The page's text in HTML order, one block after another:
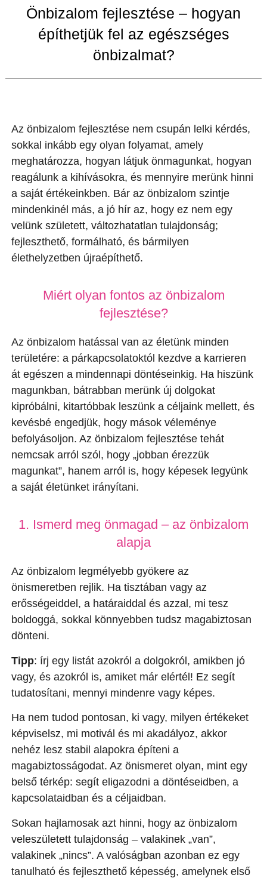
Önbizalom fejlesztése – hogyan
építhetjük fel az egészséges
önbizalmat?
Az önbizalom fejlesztése nem csupán lelki kérdés,
sokkal inkább egy olyan folyamat, amely
meghatározza, hogyan látjuk önmagunkat, hogyan
reagálunk a kihívásokra, és mennyire merünk hinni
a saját értékeinkben. Bár az önbizalom szintje
mindenkinél más, a jó hír az, hogy ez nem egy
velünk született, változhatatlan tulajdonság;
fejleszthető, formálható, és bármilyen
élethelyzetben újraépíthető.
Miért olyan fontos az önbizalom
fejlesztése?
Az önbizalom hatással van az életünk minden
területére: a párkapcsolatoktól kezdve a karrieren
át egészen a mindennapi döntéseinkig. Ha hiszünk
magunkban, bátrabban merünk új dolgokat
kipróbálni, kitartóbbak leszünk a céljaink mellett, és
kevésbé engedjük, hogy mások véleménye
befolyásoljon. Az önbizalom fejlesztése tehát
nemcsak arról szól, hogy „jobban érezzük
magunkat”, hanem arról is, hogy képesek legyünk
a saját életünket irányítani.
1. Ismerd meg önmagad – az önbizalom
alapja
Az önbizalom legmélyebb gyökere az
önismeretben rejlik. Ha tisztában vagy az
erősségeiddel, a határaiddal és azzal, mi tesz
boldoggá, sokkal könnyebben tudsz magabiztosan
dönteni.
Tipp: írj egy listát azokról a dolgokról, amikben jó
vagy, és azokról is, amiket már elértél! Ez segít
tudatosítani, mennyi mindenre vagy képes.
Ha nem tudod pontosan, ki vagy, milyen értékeket
képviselsz, mi motivál és mi akadályoz, akkor
nehéz lesz stabil alapokra építeni a
magabiztosságodat. Az önismeret olyan, mint egy
belső térkép: segít eligazodni a döntéseidben, a
kapcsolataidban és a céljaidban.
Sokan hajlamosak azt hinni, hogy az önbizalom
veleszületett tulajdonság – valakinek „van”,
valakinek „nincs”. A valóságban azonban ez egy
tanulható és fejleszthető képesség, amelynek első